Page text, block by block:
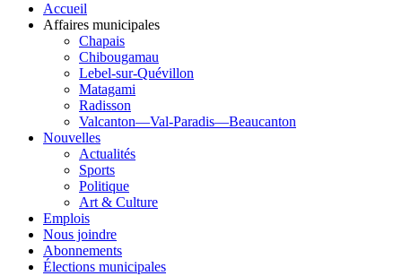
Accueil
Affaires municipales
Chapais
Chibougamau
Lebel-sur-Quévillon
Matagami
Radisson
Valcanton—Val-Paradis—Beaucanton
Nouvelles
Actualités
Sports
Politique
Art & Culture
Emplois
Nous joindre
Abonnements
Élections municipales